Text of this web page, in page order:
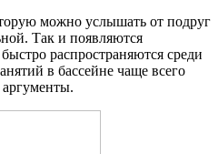
можно услышать от подруг
Так и появляются
распространяются среди
в бассейне чаще всего